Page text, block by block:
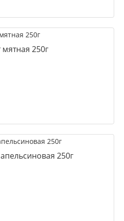
250г
250г